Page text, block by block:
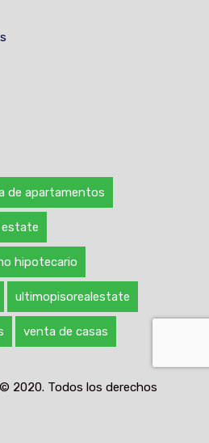
de apartamentos
estate
hipotecario
ultimopisorealestate
venta de casas
2020. Todos los derechos